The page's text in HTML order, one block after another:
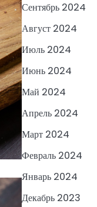
Сентябрь 2024
Август 2024
Июль 2024
Июнь 2024
Май 2024
Апрель 2024
Март 2024
Февраль 2024
Январь 2024
Декабрь 2023